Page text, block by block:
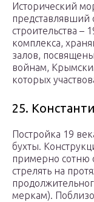
Исторический
представлявший
строительства –
комплекса,
залов,
войнам,
которых
25.
Постройка 19
бухты.
примерно сотню
стрелять на
меркам).